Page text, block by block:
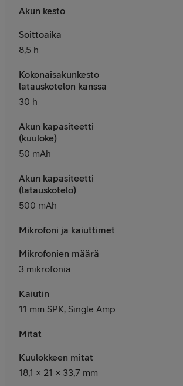
Akun kesto
Soittoaika
8,5 h
Kokonaisakunkesto
latauskotelon kanssa
30 h
Akun kapasiteetti
(kuuloke)
50 mAh
Akun kapasiteetti
(latauskotelo)
500 mAh
Mikrofoni ja kaiuttimet
Mikrofonien määrä
3 mikrofonia
Kaiutin
11 mm SPK, Single Amp
Mitat
Kuulokkeen mitat
18,1 × 21 × 33,7 mm